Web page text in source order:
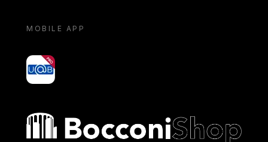
MOBILE APP
yoU@B
Bocconi shop